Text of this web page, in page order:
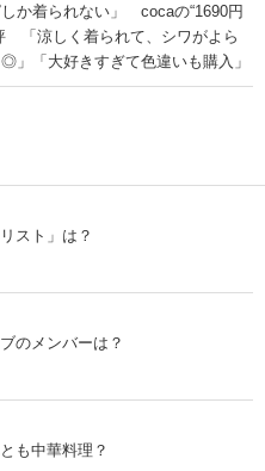
しか着られない」 cocaの“1690円
「涼しく着られて、シワがよら
」「大好きすぎて色違いも購入」
スト」は？
のメンバーは？
も中華料理？